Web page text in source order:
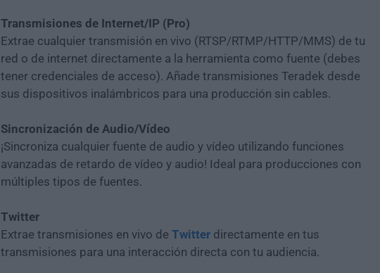
Transmisiones de Internet/IP (Pro)
Extrae cualquier transmisión en vivo (RTSP/RTMP/HTTP/MMS) de tu
red o de internet directamente a la herramienta como fuente (debes
tener credenciales de acceso). Añade transmisiones Teradek desde
sus dispositivos inalámbricos para una producción sin cables.
Sincronización de Audio/Vídeo
¡Sincroniza cualquier fuente de audio y vídeo utilizando funciones
avanzadas de retardo de vídeo y audio! Ideal para producciones con
múltiples tipos de fuentes.
Twitter
Extrae transmisiones en vivo de Twitter directamente en tus
transmisiones para una interacción directa con tu audiencia.